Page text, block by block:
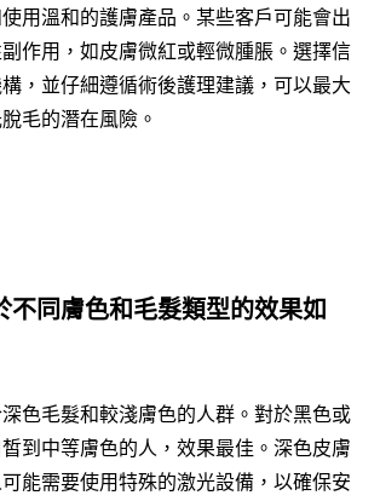
用溫和的護膚產品。某些客戶可能會出
作用，如皮膚微紅或輕微腫脹。選擇信
，並仔細遵循術後護理建議，可以最大
毛的潛在風險。
不同膚色和毛髮類型的效果如
色毛髮和較淺膚色的人群。對於黑色或
到中等膚色的人，效果最佳。深色皮膚
能需要使用特殊的激光設備，以確保安